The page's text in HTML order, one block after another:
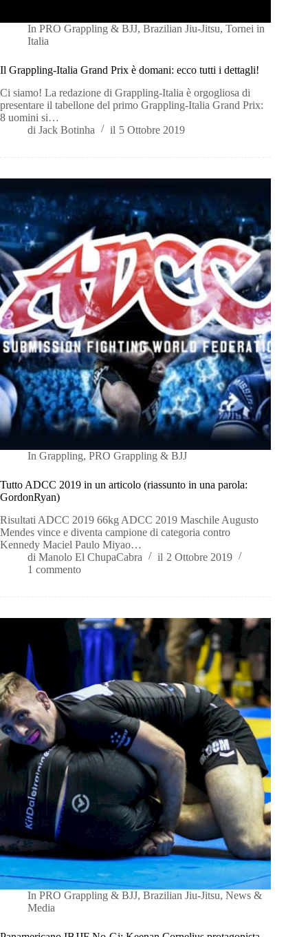
In PRO Grappling & BJJ,Brazilian Jiu-Jitsu,Tornei in
Italia
Il Grappling-Italia Grand Prix è domani: ecco tutti i dettagli!
Ci siamo! La redazione di Grappling-Italia è orgogliosa di
presentare il tabellone del primo Grappling-Italia Grand Prix:
8 uomini si…
di Jack Botinha il 5 Ottobre 2019
In Grappling,PRO Grappling & BJJ
Tutto ADCC 2019 in un articolo (riassunto in una parola:
GordonRyan)
Risultati ADCC 2019 66kg ADCC 2019 Maschile Augusto
Mendes vince e diventa campione di categoria contro
Kennedy Maciel Paulo Miyao…
di Manolo El ChupaCabra il 2 Ottobre 2019
1 commento
In PRO Grappling & BJJ,Brazilian Jiu-Jitsu,News &
Media